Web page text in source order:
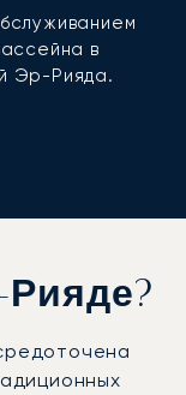
в
Эр-Рияда.